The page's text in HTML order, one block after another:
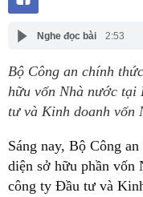
Nghe đọc bài 2:53
Bộ Công an chính
hữu vốn Nhà nước tại
tư và Kinh doanh vốn
Sáng nay, Bộ Công
diện sở hữu phần vốn
công ty Đầu tư và